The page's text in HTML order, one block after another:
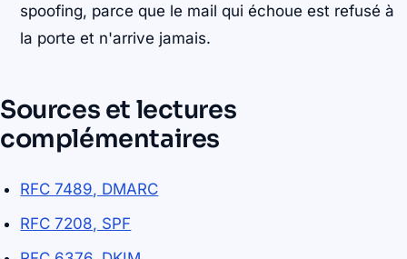
spoofing, parce que le mail qui échoue est refusé à
la porte et n'arrive jamais.
Sources et lectures
complémentaires
RFC 7489, DMARC
RFC 7208, SPF